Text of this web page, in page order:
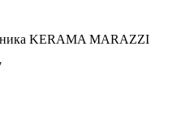
KERAMA MARAZZI